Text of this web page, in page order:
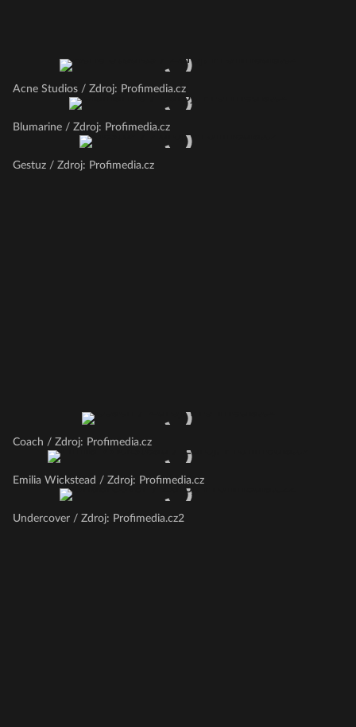
Acne Studios / Zdroj: Profimedia.cz
Blumarine / Zdroj: Profimedia.cz
Gestuz / Zdroj: Profimedia.cz
Coach / Zdroj: Profimedia.cz
Emilia Wickstead / Zdroj: Profimedia.cz
Undercover / Zdroj: Profimedia.cz2